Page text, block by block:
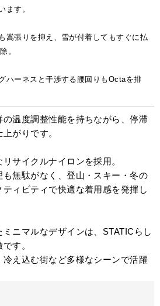
ます。
嵩張りを抑え、雪が付着してもすぐに払
。
ハーネスと干渉する腰回りもOctaを排
温度調整性能を持ちながら、停滞
がりです。
サイクルナイロンを採用。
無駄がなく、登山・スキー・冬の
ィビティで快適な着用感を発揮し
ニマルなデザインは、STATICらし
す。
え込む街など多様なシーンで活躍